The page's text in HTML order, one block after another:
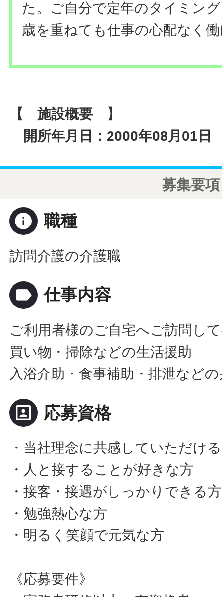
た。ご自分で定年のタイミン
歳を重ねても仕事の心配なく
【 施設概要 】
開所年月日：2000年08月01日
募集要項
info 職種
訪問介護の介護職
label 仕事内容
ご利用者様のご自宅へご訪問し
買い物・掃除などの生活援助
入浴介助・食事補助・排泄など
portrait 応募資格
・当社理念に共感していただけ
・人と接することが好きな方
・接客・接遇がしっかりできる方
・勉強熱心な方
・明るく笑顔で元気な方
《応募要件》